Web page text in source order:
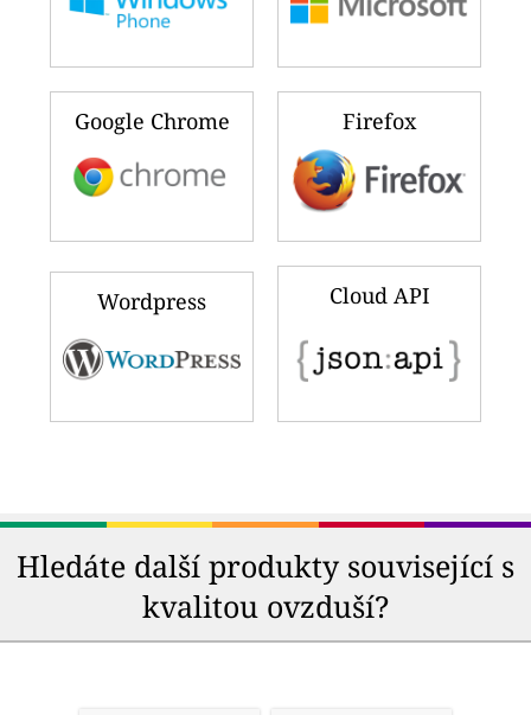
Google Chrome Firefox
Wordpress Cloud API
Hledáte další produkty související s
kvalitou ovzduší?